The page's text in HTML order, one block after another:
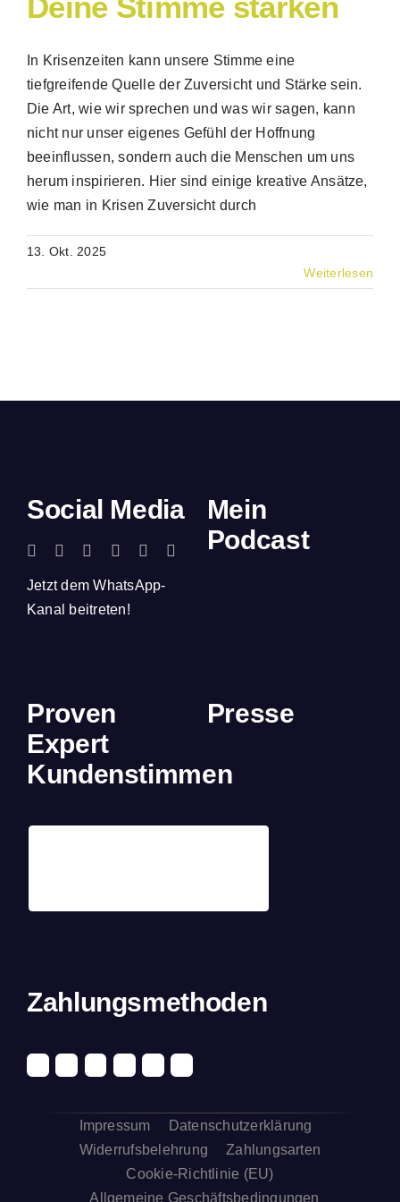
In Krisenzeiten kann unsere Stimme eine
tiefgreifende Quelle der Zuversicht und Stärke sein.
Die Art, wie wir sprechen und was wir sagen, kann
nicht nur unser eigenes Gefühl der Hoffnung
beeinflussen, sondern auch die Menschen um uns
herum inspirieren. Hier sind einige kreative Ansätze,
wie man in Krisen Zuversicht durch
13. Okt. 2025
Weiterlesen
Social Media
Jetzt dem WhatsApp-
Kanal beitreten!
Mein
Podcast
Proven
Expert
Kundenstimmen
Presse
Zahlungsmethoden
Impressum
Datenschutzerklärung
Widerrufsbelehrung
Zahlungsarten
Cookie-Richtlinie (EU)
Allgemeine Geschäftsbedingungen